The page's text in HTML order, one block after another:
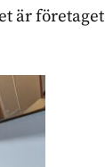
är företaget